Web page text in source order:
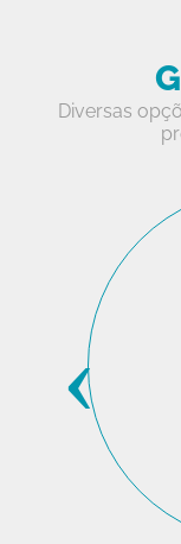
Diversas
‹